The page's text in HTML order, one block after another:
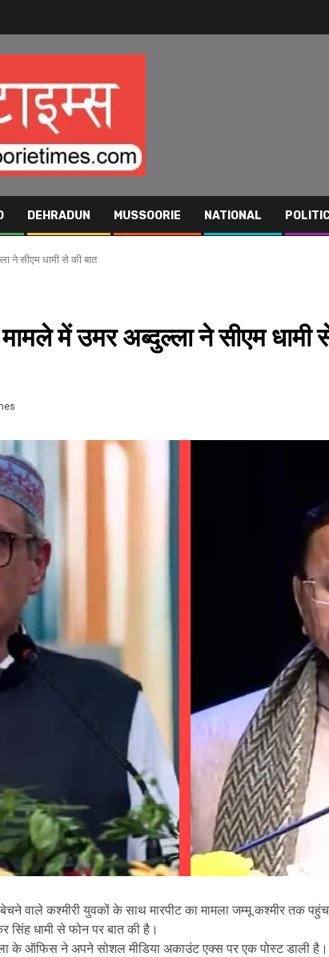
DEHRADUN MUSSOORIE NATIONAL
ने सीएम धामी से की बात
में उमर अब्दुल्ला ने सीएम धामी
वाले कश्मीरी युवकों के साथ मारपीट का मामला जम्मू कश्मीर तक
सिंह धामी से फोन पर बात की है।
के ऑफिस ने अपने सोशल मीडिया अकाउंट एक्स पर एक पोस्ट डाली है।